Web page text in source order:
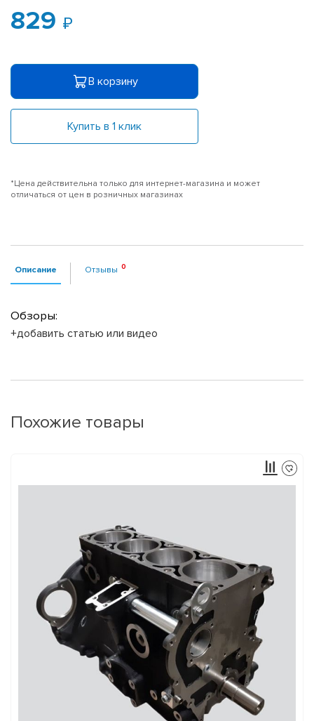
829
В корзину
Купить в 1 клик
*Цена действительна только для интернет-магазина и может
отличаться от цен в розничных магазинах
Описание Отзывы
Обзоры:
+добавить статью или видео
Похожие товары